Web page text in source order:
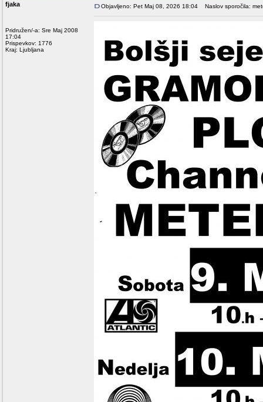
fjaka
Pridružen/-a: Sre Maj 2008
17:04
Prispevkov: 1776
Kraj: Ljubljana
Objavljeno: Pet Maj 08, 2026 18:04 Naslov sporočila: